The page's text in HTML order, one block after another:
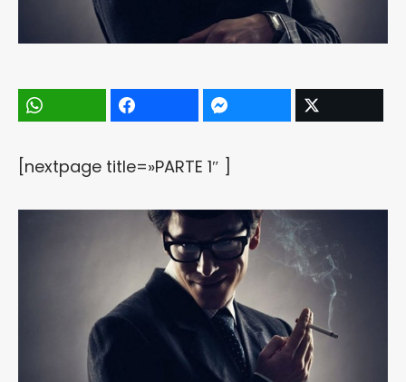
[nextpage title=»PARTE 1″ ]